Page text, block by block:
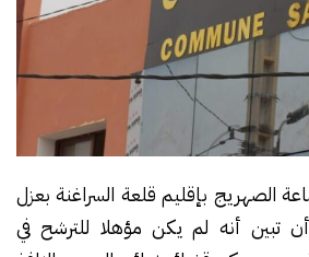
الصهريج بإقليم قلعة السراغنة بعزل
تبين أنه لم يكن مؤهلا للترشح في